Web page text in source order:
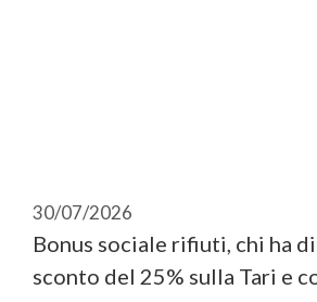
30/07/2026
Bonus sociale rifiuti, chi ha
sconto del 25% sulla Tari e